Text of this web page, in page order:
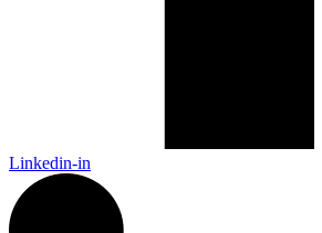
Linkedin-in